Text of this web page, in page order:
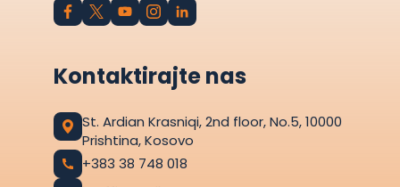
Kontaktirajte nas
St. Ardian Krasniqi, 2nd floor, No.5, 10000
Prishtina, Kosovo
+383 38 748 018